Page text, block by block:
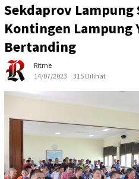
Sekdaprov Lampung
Kontingen Lampung
Bertanding
Ritme
14/07/2023
315 Dilihat